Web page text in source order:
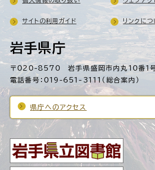
岩手県庁
〒020-8570 岩手県盛岡市内丸10番1
電話番号：019-651-3111（総合案内）
県庁へのアクセス
サイトの利用ガイド リンクに